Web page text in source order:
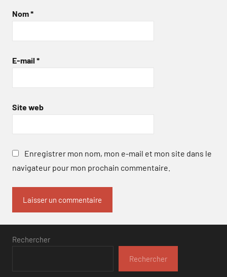
Nom*
E-mail *
Site web
Enregistrer mon nom, mon e-mail et mon site dans le
navigateur pour mon prochain commentaire.
Rechercher
Rechercher